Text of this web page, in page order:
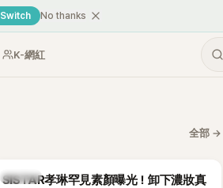
Switch No thanks
K-網紅
全部 →
K-POP
SISTAR孝琳罕見素顏曝光！卸下濃妝真